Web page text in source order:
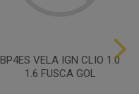
BP4ES VELA IGN CLIO 1.0
1.6 FUSCA GOL